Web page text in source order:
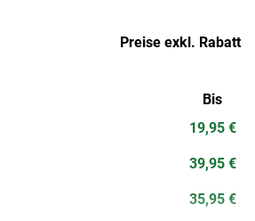
Preise exkl. Rabatt
Bis
19,95 €
39,95 €
35,95 €